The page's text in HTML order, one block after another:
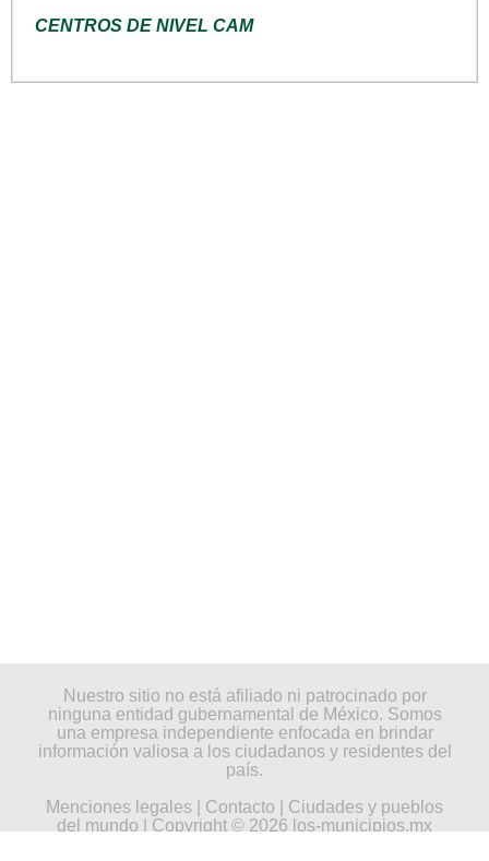
CENTROS DE NIVEL CAM
Nuestro sitio no está afiliado ni patrocinado por
ninguna entidad gubernamental de México. Somos
una empresa independiente enfocada en brindar
información valiosa a los ciudadanos y residentes del
país.
Menciones legales
Contacto
Ciudades y pueblos
del mundo | Copyright © 2026 los-municipios.mx